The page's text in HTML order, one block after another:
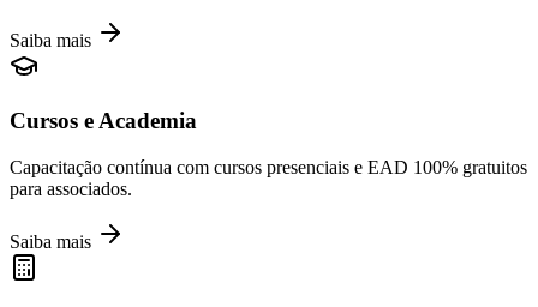
Saiba mais
Cursos e Academia
Capacitação contínua com cursos presenciais e EAD 100% gratuitos
para associados.
Saiba mais